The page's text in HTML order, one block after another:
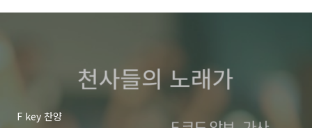
F key 찬양